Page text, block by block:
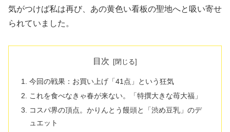
気がつけば私は再び、あの黄色い看板の聖地へと吸い寄せ
られていました。
目次
今回の戦果：お買い上げ「41点」という狂気
これを食べなきゃ春が来ない。「特撰大きな苺大福」
コスパ界の頂点。かりんとう饅頭と「渋め豆乳」のデ
ュエット